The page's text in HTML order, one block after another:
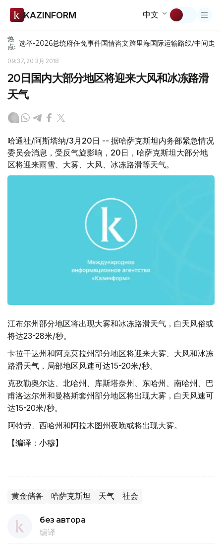
KAZINFORM 中文
热
点: 选举-2026总统府任免事件国情咨文跨里海国际运输路线/中间走廊
09:37, 20 3月 2018
20日国内大部分地区将迎来大风和冰冻路滑
天气
哈通社/阿斯塔纳/3月20日 -- 据哈萨克斯坦内务部紧急情况
委员会消息，受反气旋影响，20日，哈萨克斯坦大部分地
区将迎来雨雪、大雾、大风、冰冻路滑等天气。
江布尔州部分地区将出现大雾和冰冻路滑天气，白天风俗或
将达23-28米/秒。
卡拉干达州和阿克莫拉州部分地区将迎来大雾、大风和冰冻
路滑天气，局部地区风速可达15-20米/秒。
克孜勒奥尔达、北哈州、库斯塔奈州、东哈州、南哈州、巴
甫洛达尔州和曼格斯套州部分地区将出现大雾，白天风速可
达15-20米/秒。
阿特劳、西哈州和阿拉木图州夜晚或将出现大雾。
【编译：小穆】
黄金储备 哈萨克斯坦 天气 社会
без автора
编译